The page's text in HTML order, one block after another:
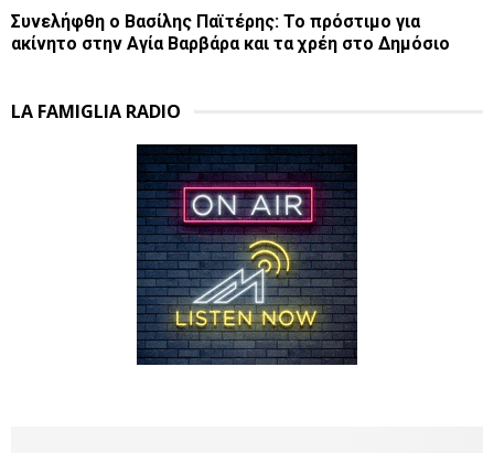
Συνελήφθη ο Βασίλης Παϊτέρης: Το πρόστιμο για
ακίνητο στην Αγία Βαρβάρα και τα χρέη στο Δημόσιο
LA FAMIGLIA RADIO